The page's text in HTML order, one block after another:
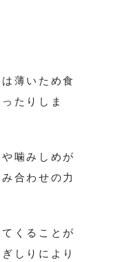
薄いため食
たりしま
噛みしめが
合わせの力
くることが
しりにより